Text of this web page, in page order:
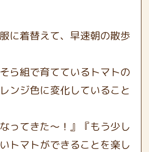
に着替えて、早速朝の散歩
ら組で育てているトマトの
ンジ色に変化していること
ってきた〜！』『もう少し
トマトができることを楽し